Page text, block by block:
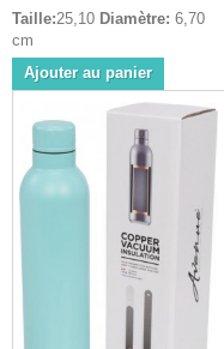
Taille:25,10 Diamètre: 6,70
cm
Ajouter au panier